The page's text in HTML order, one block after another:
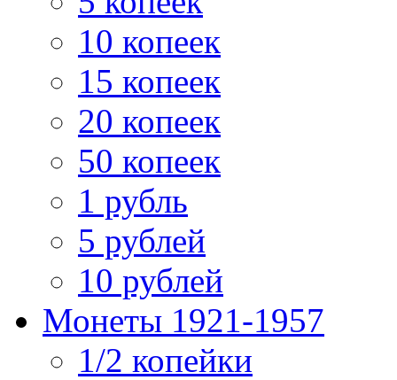
10 копеек
15 копеек
20 копеек
50 копеек
1 рубль
5 рублей
10 рублей
Монеты 1921-1957
1/2 копейки